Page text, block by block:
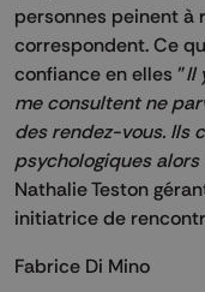
personnes peinent à
correspondent. Ce
confiance en elles "Il
me consultent ne
des rendez-vous. Ils
psychologiques
Nathalie Teston
initiatrice de
Fabrice Di Mino